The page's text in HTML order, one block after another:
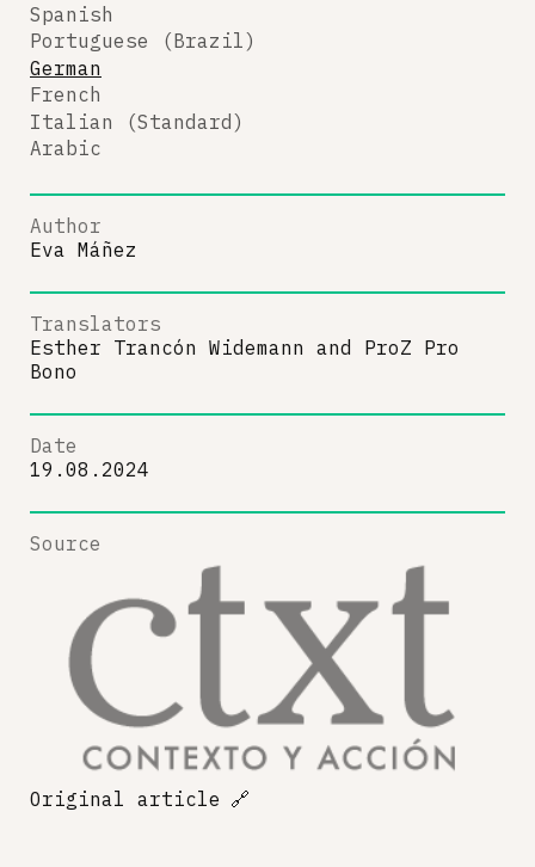
Spanish
Portuguese (Brazil)
German
French
Italian (Standard)
Arabic
Author
Eva Máñez
Translators
Esther Trancón Widemann and ProZ Pro
Bono
Date
19.08.2024
Source
Original article 🔗